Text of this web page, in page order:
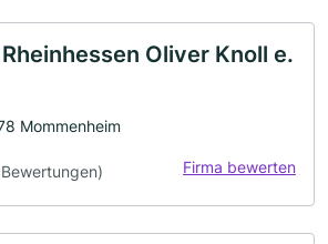
Oliver Knoll e.
Mommenheim
Firma bewerten